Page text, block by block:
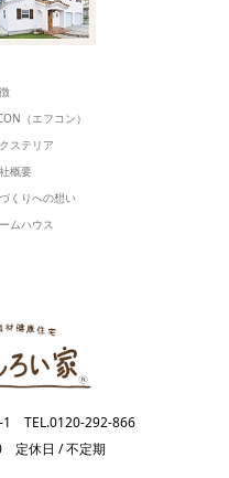
（エフコン）
ステリア
概要
くりへの想い
ムハウス
1 TEL.0120-292-866
定休日 / 不定期